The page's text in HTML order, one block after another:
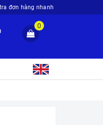
đơn hàng nhanh
0